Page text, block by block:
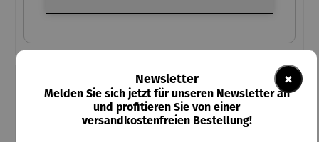
Teile diese Konfiguration
Einmal-Link
×
Newsletter
Melden Sie sich jetzt für unseren Newsletter an
und profitieren Sie von einer
versandkostenfreien Bestellung!